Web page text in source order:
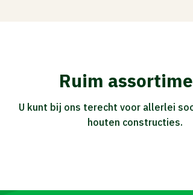
Ruim
U kunt bij ons terecht voor allerlei
houten constructies.